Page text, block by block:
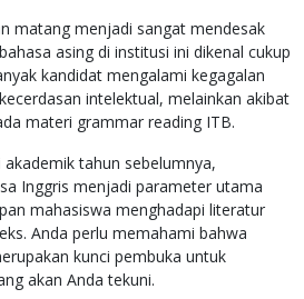
matang menjadi sangat mendesak
asing di institusi ini dikenal cukup
kandidat mengalami kegagalan
intelektual, melainkan akibat
materi grammar reading ITB.
tahun sebelumnya,
Inggris menjadi parameter utama
mahasiswa menghadapi literatur
Anda perlu memahami bahwa
kunci pembuka untuk
akan Anda tekuni.